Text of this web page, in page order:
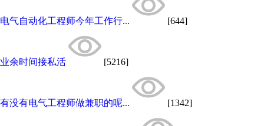
电气自动化工程师今年工作行... [644]
业余时间接私活 [5216]
有没有电气工程师做兼职的呢... [1342]